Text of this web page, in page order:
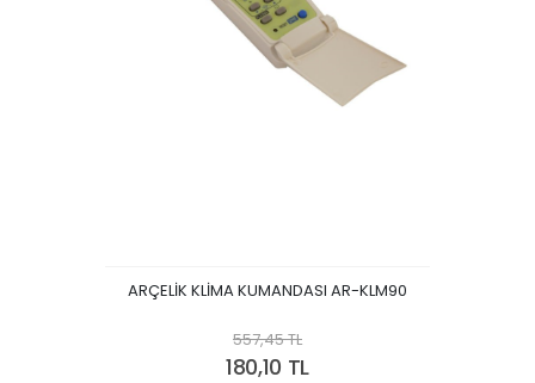
ARÇELİK KLİMA KUMANDASI AR-KLM90
557,45 TL
180,10 TL